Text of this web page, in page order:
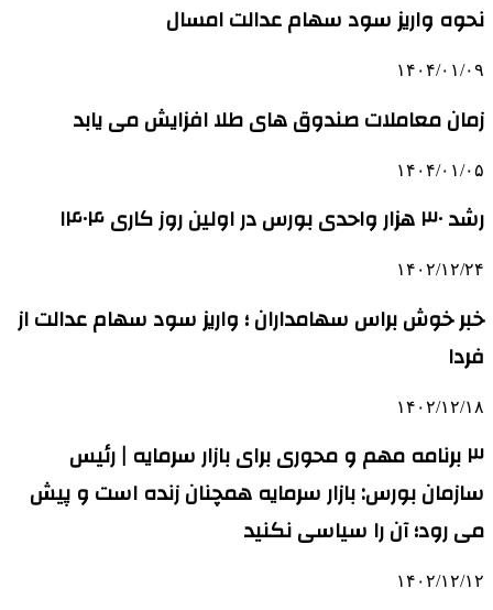
نحوه واریز سود سهام عدالت امسال
۱۴۰۴/۰۱/۰۹
زمان معاملات صندوق های طلا افزایش می یابد
۱۴۰۴/۰۱/۰۵
رشد ۳۰ هزار واحدی بورس در اولین روز کاری ۱۴۰۴
۱۴۰۲/۱۲/۲۴
خبر خوش براس سهامداران ؛ واریز سود سهام عدالت از
فردا
۱۴۰۲/۱۲/۱۸
۳ برنامه مهم و محوری برای بازار سرمایه | رئیس
سازمان بورس: بازار سرمایه همچنان زنده است و پیش
می رود؛ آن را سیاسی نکنید
۱۴۰۲/۱۲/۱۲